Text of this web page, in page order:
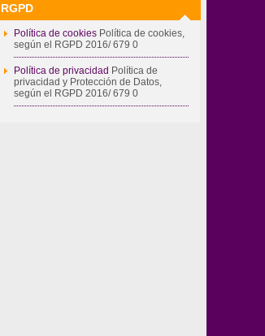
RGPD
Política de cookies Política de cookies,
según el RGPD 2016/ 679 0
Política de privacidad Política de
privacidad y Protección de Datos,
según el RGPD 2016/ 679 0